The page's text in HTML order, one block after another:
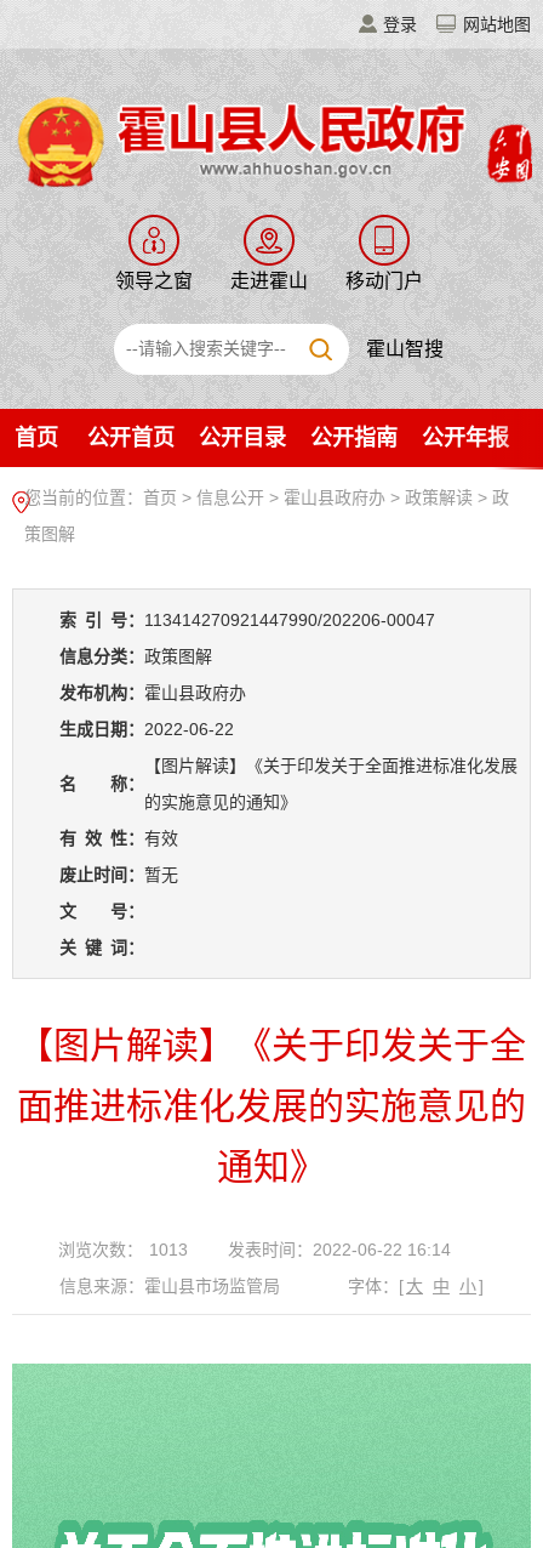
登录 网站地图
领导之窗 走进霍山 移动门户
霍山智搜
首页 公开首页 公开目录 公开指南 公开年报
您当前的位置： 首页 > 信息公开 > 霍山县政府办 > 政策解读 > 政
策图解
索 引 号： 113414270921447990/202206-00047
信息分类： 政策图解
发布机构： 霍山县政府办
生成日期： 2022-06-22
名 称：
【图片解读】《关于印发关于全面推进标准化发展
的实施意见的通知》
有 效 性： 有效
废止时间： 暂无
文 号：
关 键 词：
【图片解读】《关于印发关于全
面推进标准化发展的实施意见的
通知》
浏览次数： 1013
发表时间：2022-06-22 16:14
信息来源：霍山县市场监管局
字体： [大 中 小]